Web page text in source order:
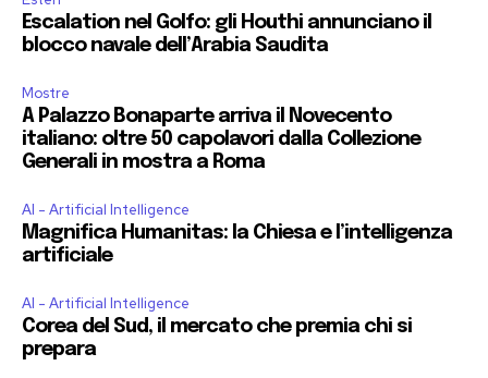
Escalation nel Golfo: gli Houthi annunciano il
blocco navale dell’Arabia Saudita
Mostre
A Palazzo Bonaparte arriva il Novecento
italiano: oltre 50 capolavori dalla Collezione
Generali in mostra a Roma
AI - Artificial Intelligence
Magnifica Humanitas: la Chiesa e l’intelligenza
artificiale
AI - Artificial Intelligence
Corea del Sud, il mercato che premia chi si
prepara